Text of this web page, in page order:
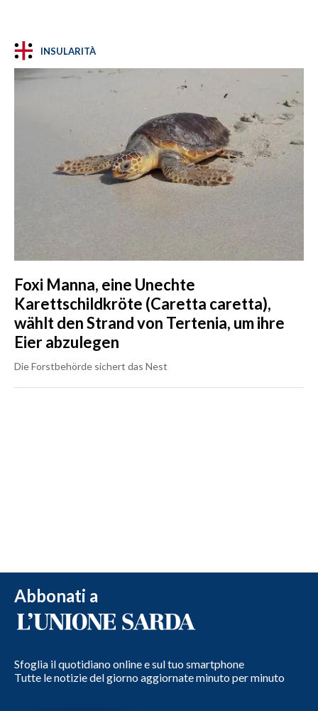
INSULARITÀ
Foxi Manna, eine Unechte
Karettschildkröte (Caretta caretta),
wählt den Strand von Tertenia, um ihre
Eier abzulegen
Die Forstbehörde sichert das Nest
Abbonati a
Sfoglia il quotidiano online e sul tuo smartphone
Tutte le notizie del giorno aggiornate minuto per minuto